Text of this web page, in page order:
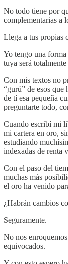
No todo tiene por
complementarias a
Llega a tus propias
Yo tengo una
tuya será
Con mis textos no
“gurú” de esos
de tí esa pequeña
preguntarte todo,
Cuando escribí mi
mi cartera en oro,
estudiando
indexadas de renta
Con el paso del
muchas más
el oro ha venido
¿Habrán cambios
Seguramente.
No nos
equivocados.